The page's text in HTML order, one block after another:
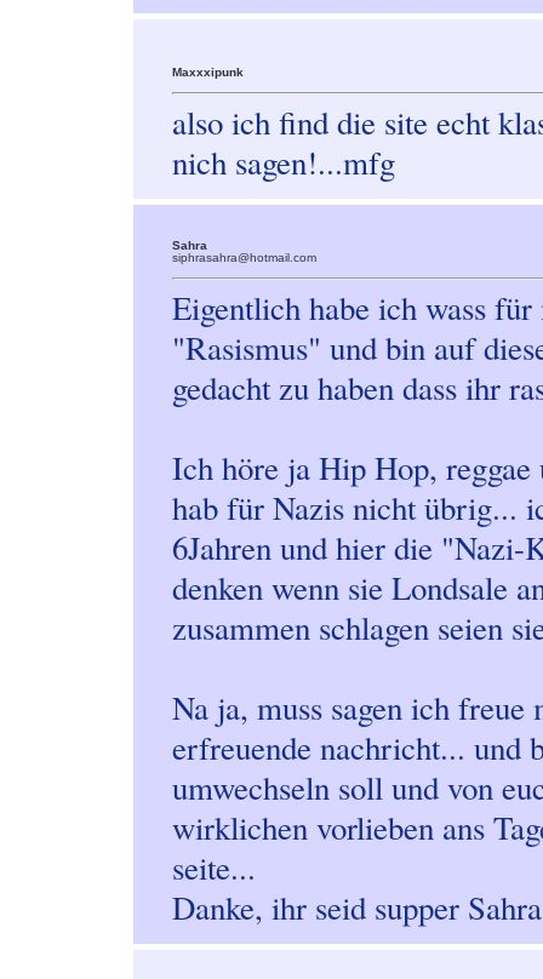
Maxxxipunk
also ich find die site echt
nich sagen!...mfg
Sahra
siphrasahra@hotmail.com
Eigentlich habe ich wass
"Rasismus" und bin auf
gedacht zu haben dass ihr
Ich höre ja Hip Hop,
hab für Nazis nicht übrig...
6Jahren und hier die
denken wenn sie Londsale
zusammen schlagen seien
Na ja, muss sagen ich freue
erfreuende nachricht... und
umwechseln soll und von
wirklichen vorlieben ans
seite...
Danke, ihr seid supper Sahra